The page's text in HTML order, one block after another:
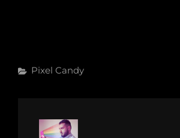
Categories
Pixel Candy